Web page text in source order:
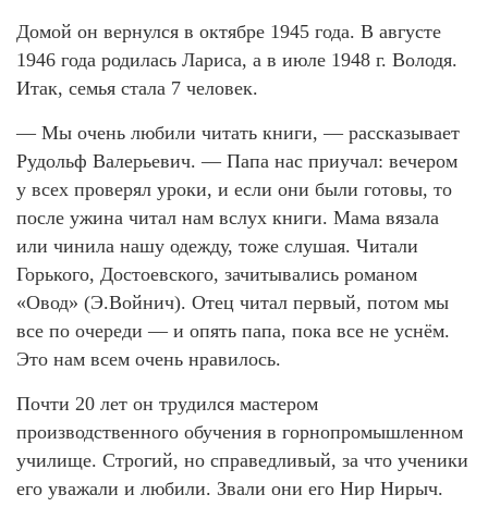
Домой он вернулся в октябре 1945 года. В августе
1946 года родилась Лариса, а в июле 1948 г. Володя.
Итак, семья стала 7 человек.
— Мы очень любили читать книги, — рассказывает
Рудольф Валерьевич. — Папа нас приучал: вечером
у всех проверял уроки, и если они были готовы, то
после ужина читал нам вслух книги. Мама вязала
или чинила нашу одежду, тоже слушая. Читали
Горького, Достоевского, зачитывались романом
«Овод» (Э.Войнич). Отец читал первый, потом мы
все по очереди — и опять папа, пока все не уснём.
Это нам всем очень нравилось.
Почти 20 лет он трудился мастером
производственного обучения в горнопромышленном
училище. Строгий, но справедливый, за что ученики
его уважали и любили. Звали они его Нир Нирыч.